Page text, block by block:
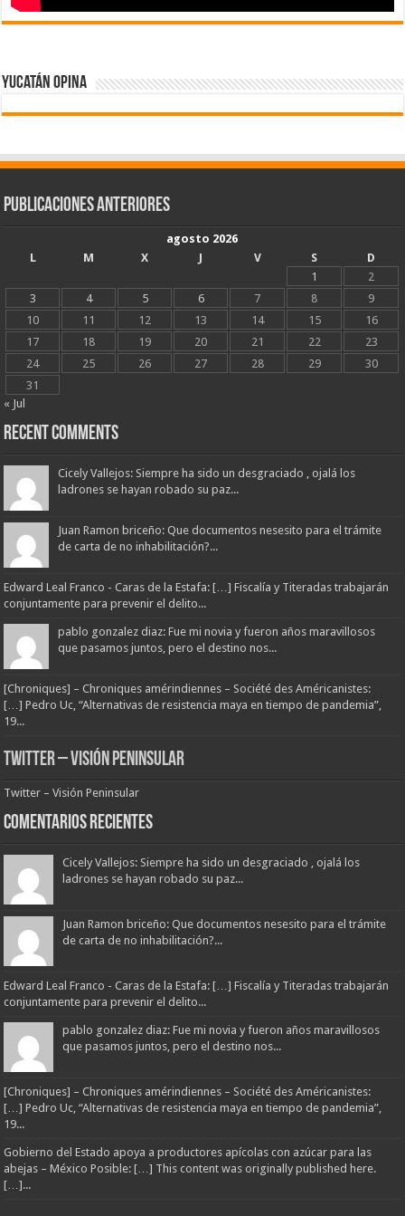
Yucatán Opina
Publicaciones Anteriores
agosto 2026
L
M X J V S
D
1
2
3
4 5 6 7 8
9
10
11 12 13 14 15
16
17
18 19 20 21 22
23
24
25 26 27 28 29
30
31
« Jul
Recent Comments
Cicely Vallejos: Siempre ha sido un desgraciado , ojalá los
ladrones se hayan robado su paz...
Juan Ramon briceño: Que documentos nesesito para el trámite
de carta de no inhabilitación?...
Edward Leal Franco - Caras de la Estafa: […] Fiscalía y Titeradas trabajarán
conjuntamente para prevenir el delito...
pablo gonzalez diaz: Fue mi novia y fueron años maravillosos
que pasamos juntos, pero el destino nos...
[Chroniques] – Chroniques amérindiennes – Société des Américanistes:
[…] Pedro Uc, “Alternativas de resistencia maya en tiempo de pandemia”,
19...
Twitter – Visión Peninsular
Twitter – Visión Peninsular
Comentarios Recientes
Cicely Vallejos: Siempre ha sido un desgraciado , ojalá los
ladrones se hayan robado su paz...
Juan Ramon briceño: Que documentos nesesito para el trámite
de carta de no inhabilitación?...
Edward Leal Franco - Caras de la Estafa: […] Fiscalía y Titeradas trabajarán
conjuntamente para prevenir el delito...
pablo gonzalez diaz: Fue mi novia y fueron años maravillosos
que pasamos juntos, pero el destino nos...
[Chroniques] – Chroniques amérindiennes – Société des Américanistes:
[…] Pedro Uc, “Alternativas de resistencia maya en tiempo de pandemia”,
19...
Gobierno del Estado apoya a productores apícolas con azúcar para las
abejas – México Posible: […] This content was originally published here.
[…]...